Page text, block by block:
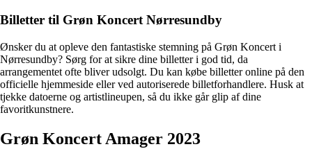
Billetter til Grøn Koncert Nørresundby
Ønsker du at opleve den fantastiske stemning på Grøn Koncert i
Nørresundby? Sørg for at sikre dine billetter i god tid, da
arrangementet ofte bliver udsolgt. Du kan købe billetter online på den
officielle hjemmeside eller ved autoriserede billetforhandlere. Husk at
tjekke datoerne og artistlineupen, så du ikke går glip af dine
favoritkunstnere.
Grøn Koncert Amager 2023